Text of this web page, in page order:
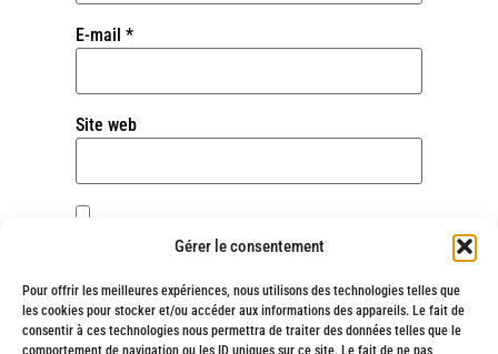
Gérer le consentement
Pour offrir les meilleures expériences, nous utilisons des technologies telles que
les cookies pour stocker et/ou accéder aux informations des appareils. Le fait de
consentir à ces technologies nous permettra de traiter des données telles que le
comportement de navigation ou les ID uniques sur ce site. Le fait de ne pas
E-mail *
Site web
Enregistrer mon nom, mon e-mail et mon site
dans le navigateur pour mon prochain